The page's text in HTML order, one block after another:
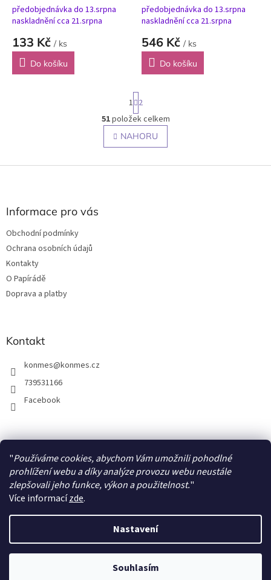
"Používáme cookies, abychom Vám umožnili pohodlné
prohlížení webu a díky analýze provozu webu neustále
zlepšovali jeho funkce, výkon a použitelnost."
Více informacízde.
Nastavení
Souhlasím
předobjednávka do 13.srpna
naskladnění cca 21.srpna
133 Kč / ks
Do košíku
přátelé květiny
předobjednávka do 13.srpna
naskladnění cca 21.srpna
546 Kč / ks
Do košíku
O
v
l
S
t
r
á
n
k
v
1 2
51položek celkem
NAHORU
Z
Informace pro vás
Obchodní podmínky
Ochrana osobních údajů
Kontakty
O Papírádě
Doprava a platby
Kontakt
konmes@konmes.cz
739531166
Facebook
Copyright 2026Papíráda. Všechna práva vyhrazena.